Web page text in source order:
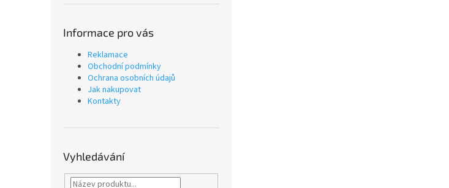
Informace pro vás
Reklamace
Obchodní podmínky
Ochrana osobních údajů
Jak nakupovat
Kontakty
Vyhledávání